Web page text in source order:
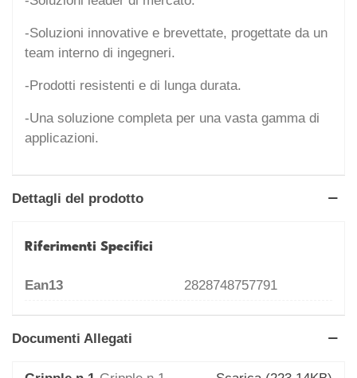
-Soluzioni innovative e brevettate, progettate da un
team interno di ingegneri.
-Prodotti resistenti e di lunga durata.
-Una soluzione completa per una vasta gamma di
applicazioni.
Dettagli del prodotto
Riferimenti Specifici
Ean13 2828748757791
Documenti Allegati